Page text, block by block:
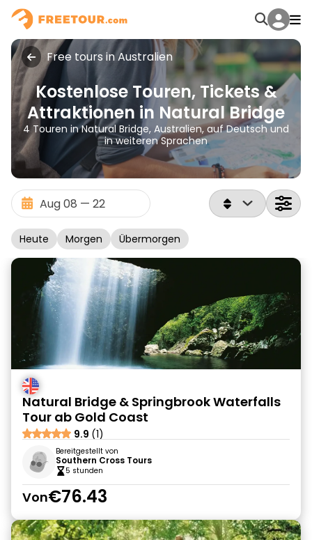
Free tours in Australien
Kostenlose Touren, Tickets &
Attraktionen in Natural Bridge
4 Touren in Natural Bridge, Australien, auf Deutsch und
in weiteren Sprachen
Heute Morgen Übermorgen
Natural Bridge & Springbrook Waterfalls
Tour ab Gold Coast
9.9 (1)
Bereitgestellt von
Southern Cross Tours
5 stunden
Von€76.43